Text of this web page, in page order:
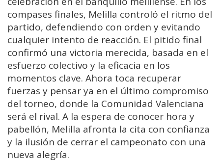
compases finales, Melilla controló el ritmo del
partido, defendiendo con orden y evitando
cualquier intento de reacción. El pitido final
confirmó una victoria merecida, basada en el
esfuerzo colectivo y la eficacia en los
momentos clave. Ahora toca recuperar
fuerzas y pensar ya en el último compromiso
del torneo, donde la Comunidad Valenciana
será el rival. A la espera de conocer hora y
pabellón, Melilla afronta la cita con confianza
y la ilusión de cerrar el campeonato con una
nueva alegría.